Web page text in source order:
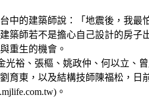
中的建築師說：「地震後，我
築師若不是擔心自己設計的房
重生的機會。
光裕、張樞、姚政仲、何以立、
育東，以及結構技師陳福松，日
。